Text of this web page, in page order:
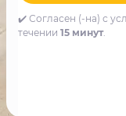
✔️ Согласен (-на) с
течении 15 минут.